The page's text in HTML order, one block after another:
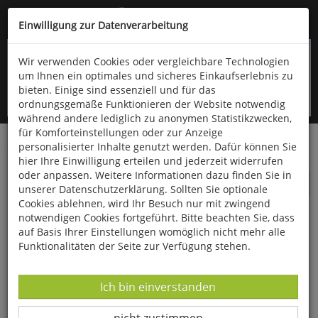
Kompletten Head der Seite überspringen
oder (06766) 9323-960
Startseite Fundgrube Religion
Religion
Einwilligung zur Datenverarbeitung
Wir verwenden Cookies oder vergleichbare Technologien
um Ihnen ein optimales und sicheres Einkaufserlebnis zu
bieten. Einige sind essenziell und für das
ordnungsgemäße Funktionieren der Website notwendig
während andere lediglich zu anonymen Statistikzwecken,
für Komforteinstellungen oder zur Anzeige
personalisierter Inhalte genutzt werden. Dafür können Sie
hier Ihre Einwilligung erteilen und jederzeit widerrufen
oder anpassen. Weitere Informationen dazu finden Sie in
unserer Datenschutzerklärung. Sollten Sie optionale
Cookies ablehnen, wird Ihr Besuch nur mit zwingend
notwendigen Cookies fortgeführt. Bitte beachten Sie, dass
auf Basis Ihrer Einstellungen womöglich nicht mehr alle
Funktionalitäten der Seite zur Verfügung stehen.
Datenverarbeitung -
Ich bin einverstanden